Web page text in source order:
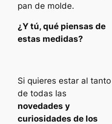
pan de molde.
¿Y tú, qué piensas de
estas medidas?
Si quieres estar al tanto
de todas las
novedades y
curiosidades de los